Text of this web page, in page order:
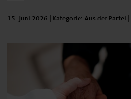
15. Juni 2026 | Kategorie: Kategorie:
Aus der Partei